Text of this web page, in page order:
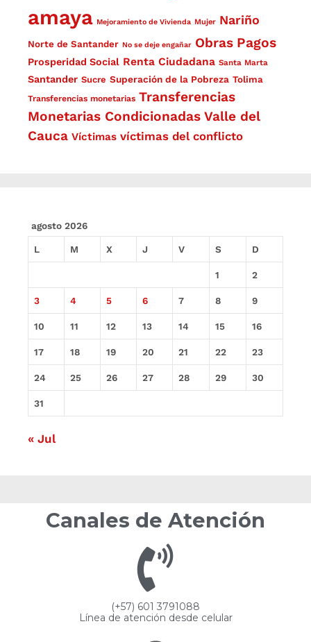
amaya Mejoramiento de Vivienda Mujer Nariño
Norte de Santander No se deje engañar Obras Pagos
Prosperidad Social Renta Ciudadana Santa Marta
Santander Sucre Superación de la Pobreza Tolima
Transferencias monetarias Transferencias
Monetarias Condicionadas Valle del
Cauca Víctimas víctimas del conflicto
agosto 2026
L M X J V S D
1 2
3 4 5 6 7 8 9
10 11 12 13 14 15 16
17 18 19 20 21 22 23
24 25 26 27 28 29 30
31
« Jul
Canales de Atención
(+57) 601 3791088
Línea de atención desde celular